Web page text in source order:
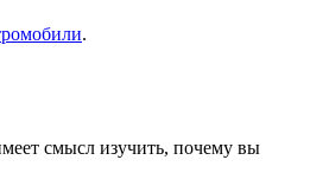
.
смысл изучить, почему вы